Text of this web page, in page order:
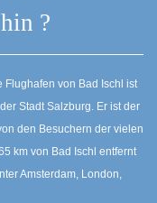
?
Flughafen von Bad Ischl ist
Stadt Salzburg. Er ist der
den Besuchern der vielen
km von Bad Ischl entfernt
Amsterdam, London,